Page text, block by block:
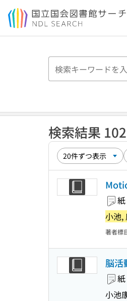
本文へ移動
検索結果
紙
小池,
著者標
脳活
紙
小池